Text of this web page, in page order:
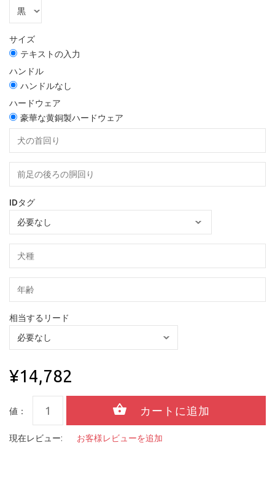
サイズ
テキストの入力
ハンドル
ハンドルなし
ハードウェア
豪華な黄銅製ハードウェア
IDタグ
相当するリード
¥14,782
値：
現在レビュー: お客様レビューを追加